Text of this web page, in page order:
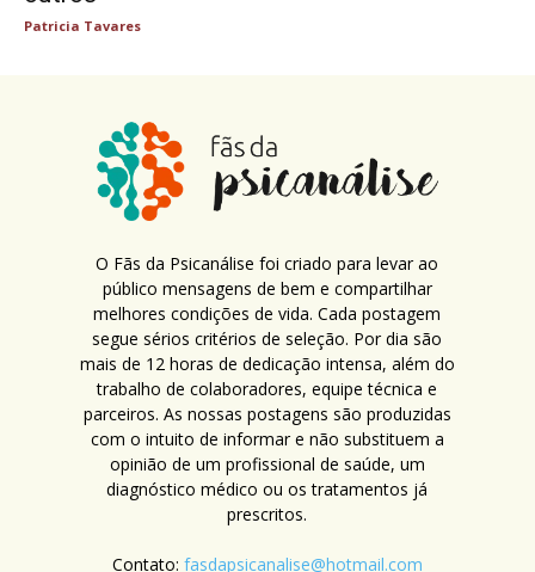
Patricia Tavares
O Fãs da Psicanálise foi criado para levar ao
público mensagens de bem e compartilhar
melhores condições de vida. Cada postagem
segue sérios critérios de seleção. Por dia são
mais de 12 horas de dedicação intensa, além do
trabalho de colaboradores, equipe técnica e
parceiros. As nossas postagens são produzidas
com o intuito de informar e não substituem a
opinião de um profissional de saúde, um
diagnóstico médico ou os tratamentos já
prescritos.
Contato: fasdapsicanalise@hotmail.com